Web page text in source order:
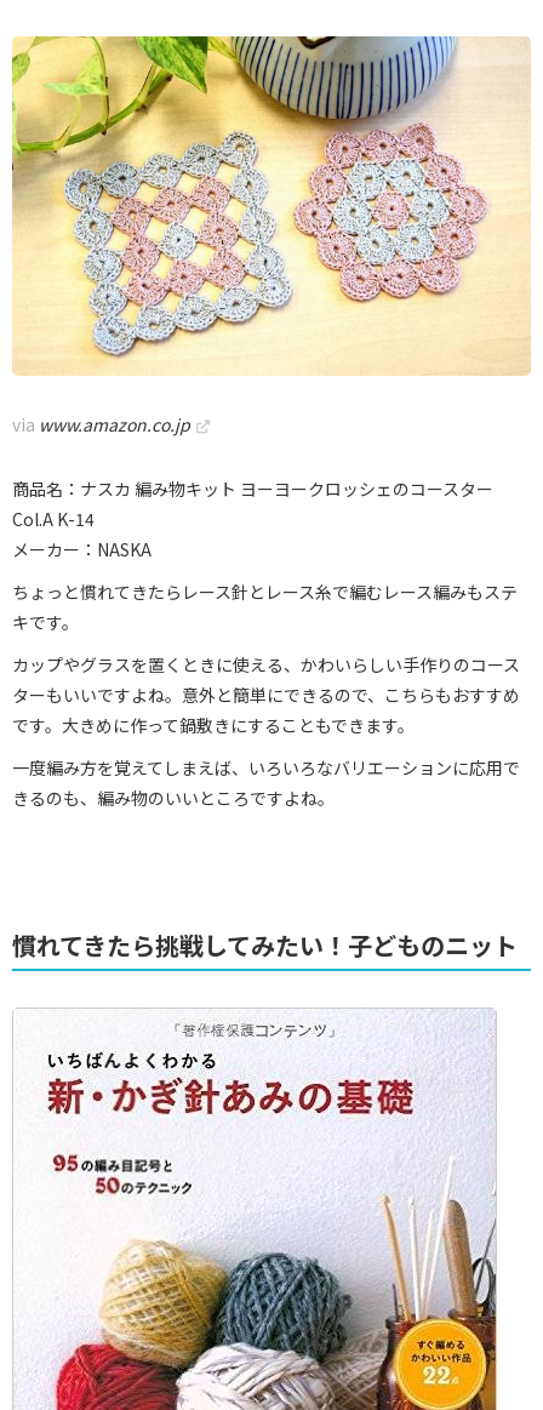
via www.amazon.co.jp
商品名：ナスカ 編み物キット ヨーヨークロッシェのコースター
Col.A K-14
メーカー：NASKA
ちょっと慣れてきたらレース針とレース糸で編むレース編みもステ
キです。
カップやグラスを置くときに使える、かわいらしい手作りのコース
ターもいいですよね。意外と簡単にできるので、こちらもおすすめ
です。大きめに作って鍋敷きにすることもできます。
一度編み方を覚えてしまえば、いろいろなバリエーションに応用で
きるのも、編み物のいいところですよね。
慣れてきたら挑戦してみたい！子どものニット